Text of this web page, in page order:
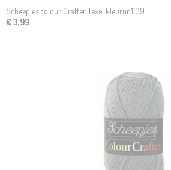
Scheepjes colour Crafter Texel kleurnr 1019
€ 3,99